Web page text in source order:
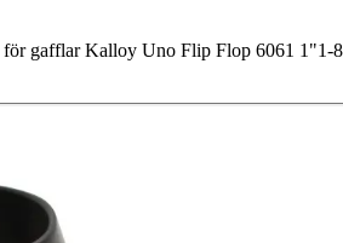
gafflar Kalloy Uno Flip Flop 6061 1"1-8